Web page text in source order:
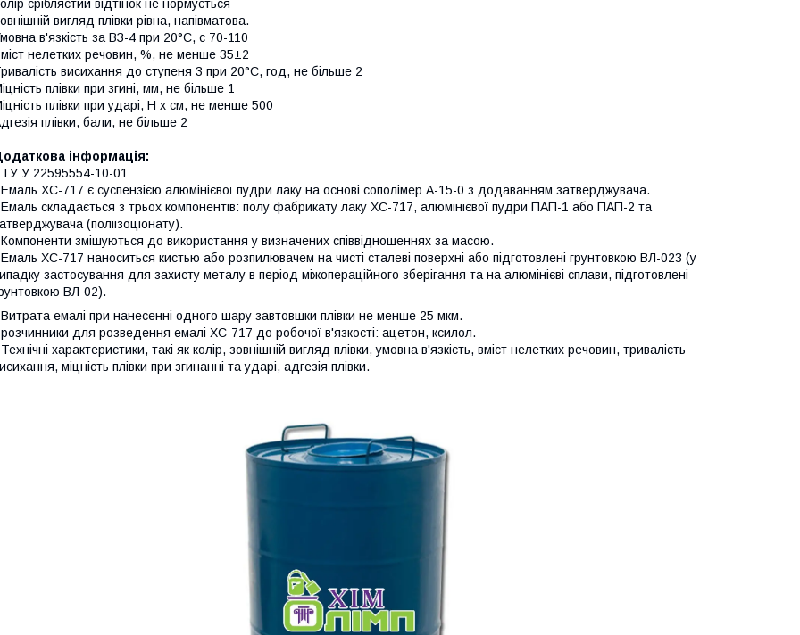
сріблястий відтінок не нормується
вигляд плівки рівна, напівматова.
в'язкість за ВЗ-4 при 20°С, с 70-110
нелетких речовин, %, не менше 35±2
висихання до ступеня 3 при 20°С, год, не більше 2
плівки при згині, мм, не більше 1
плівки при ударі, Н х см, не менше 500
плівки, бали, не більше 2
інформація:
У 22595554-10-01
ХС-717 є суспензією алюмінієвої пудри лаку на основі сополімер А-15-0 з додаванням затверджувача.
складається з трьох компонентів: полу фабрикату лаку ХС-717, алюмінієвої пудри ПАП-1 або ПАП-2 та
(поліізоціонату).
змішуються до використання у визначених співвідношеннях за масою.
ХС-717 наноситься кистью або розпилювачем на чисті сталеві поверхні або підготовлені грунтовкою ВЛ-023 (у
застосування для захисту металу в період міжопераційного зберігання та на алюмінієві сплави, підготовлені
ВЛ-02).
емалі при нанесенні одного шару завтовшки плівки не менше 25 мкм.
для розведення емалі ХС-717 до робочої в'язкості: ацетон, ксилол.
характеристики, такі як колір, зовнішній вигляд плівки, умовна в'язкість, вміст нелетких речовин, тривалість
міцність плівки при згинанні та ударі, адгезія плівки.